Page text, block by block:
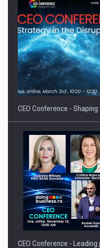
Proteinmaxxing and the
CEO Conference -
CEO Conference -